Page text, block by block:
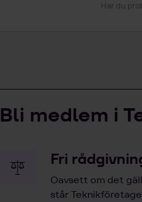
Har du
Bli medlem i
Fri
Oavsett om det
står